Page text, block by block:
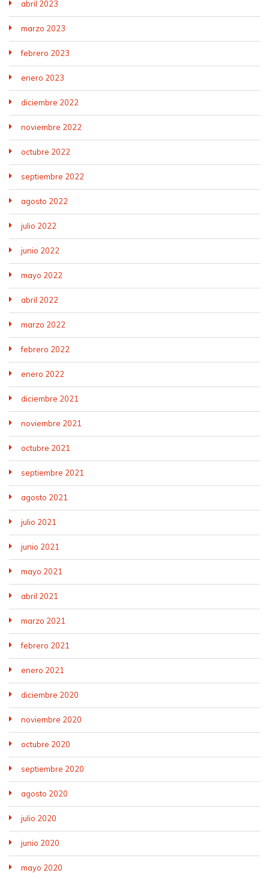
abril 2023
marzo 2023
febrero 2023
enero 2023
diciembre 2022
noviembre 2022
octubre 2022
septiembre 2022
agosto 2022
julio 2022
junio 2022
mayo 2022
abril 2022
marzo 2022
febrero 2022
enero 2022
diciembre 2021
noviembre 2021
octubre 2021
septiembre 2021
agosto 2021
julio 2021
junio 2021
mayo 2021
abril 2021
marzo 2021
febrero 2021
enero 2021
diciembre 2020
noviembre 2020
octubre 2020
septiembre 2020
agosto 2020
julio 2020
junio 2020
mayo 2020